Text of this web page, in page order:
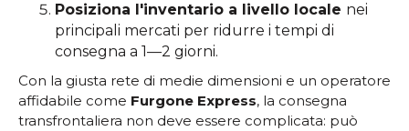
Posiziona l'inventario a livello locale nei
principali mercati per ridurre i tempi di
consegna a 1—2 giorni.
Con la giusta rete di medie dimensioni e un operatore
affidabile come Furgone Express, la consegna
transfrontaliera non deve essere complicata: può